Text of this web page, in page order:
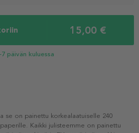
15,00 €
päivän kuluessa
se on painettu korkealaatuiselle 240
Kaikki julisteemme on painettu